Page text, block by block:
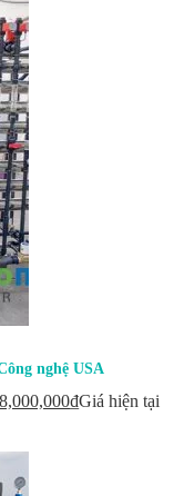
nghệ USA
₫Giá hiện tại